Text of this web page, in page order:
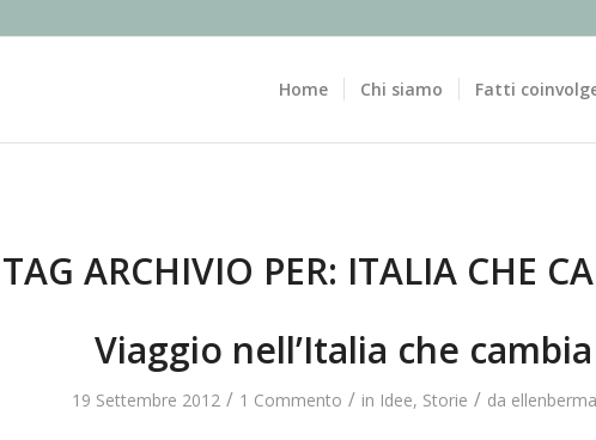
Home Chi siamo Fatti
TAG ARCHIVIO PER: ITALIA CHE
Viaggio nell’Italia che cambia
19 Settembre 2012 / 1 Commento / in Idee, Storie / da